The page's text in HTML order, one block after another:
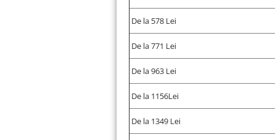
De la 578 Lei
De la 771 Lei
De la 963 Lei
De la 1156Lei
De la 1349 Lei